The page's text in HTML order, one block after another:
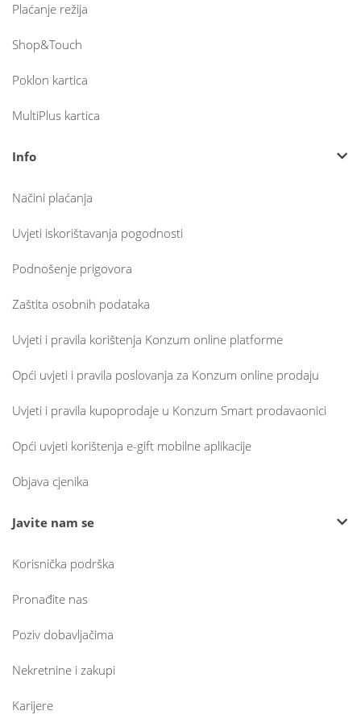
Plaćanje režija
Shop&Touch
Poklon kartica
MultiPlus kartica
Info
Načini plaćanja
Uvjeti iskorištavanja pogodnosti
Podnošenje prigovora
Zaštita osobnih podataka
Uvjeti i pravila korištenja Konzum online platforme
Opći uvjeti i pravila poslovanja za Konzum online prodaju
Uvjeti i pravila kupoprodaje u Konzum Smart prodavaonici
Opći uvjeti korištenja e-gift mobilne aplikacije
Objava cjenika
Javite nam se
Korisnička podrška
Pronađite nas
Poziv dobavljačima
Nekretnine i zakupi
Karijere